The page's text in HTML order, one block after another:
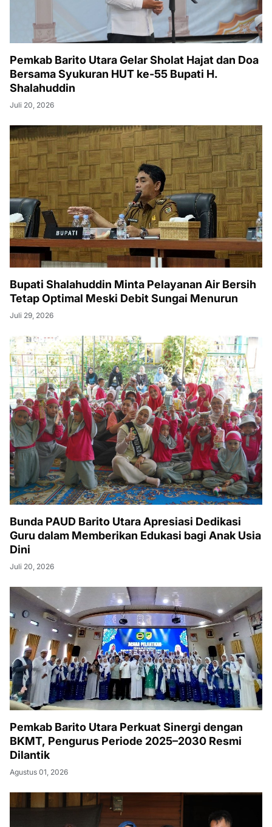
Pemkab Barito Utara Gelar Sholat Hajat dan Doa
Bersama Syukuran HUT ke-55 Bupati H.
Shalahuddin
Juli 20, 2026
Bupati Shalahuddin Minta Pelayanan Air Bersih
Tetap Optimal Meski Debit Sungai Menurun
Juli 29, 2026
Bunda PAUD Barito Utara Apresiasi Dedikasi
Guru dalam Memberikan Edukasi bagi Anak Usia
Dini
Juli 20, 2026
Pemkab Barito Utara Perkuat Sinergi dengan
BKMT, Pengurus Periode 2025–2030 Resmi
Dilantik
Agustus 01, 2026